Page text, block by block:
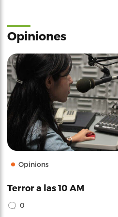
Opiniones
Opinions
Terror a las 10 AM
0